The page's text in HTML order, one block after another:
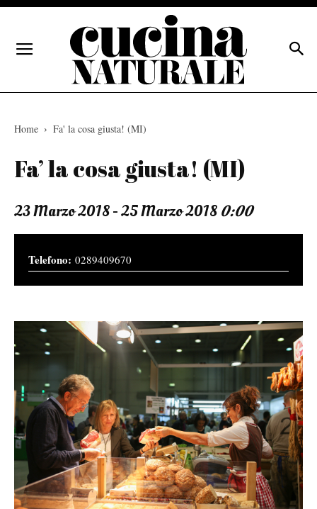
Home Fa' la cosa giusta! (MI)
Fa’ la cosa giusta! (MI)
23 Marzo 2018 - 25 Marzo 2018 0:00
0289409670